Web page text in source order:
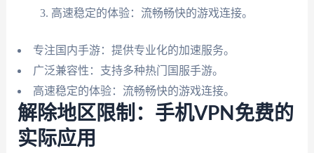
高速稳定的体验：流畅畅快的游戏连接。
专注国内手游：提供专业化的加速服务。
广泛兼容性：支持多种热门国服手游。
高速稳定的体验：流畅畅快的游戏连接。
解除地区限制：手机VPN免费的
实际应用